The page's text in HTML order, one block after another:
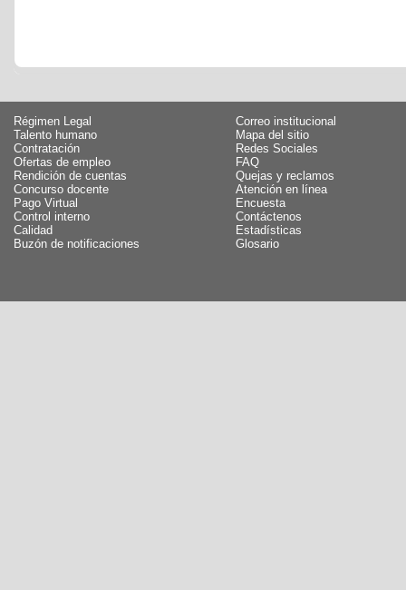
Régimen Legal
Talento humano
Contratación
Ofertas de empleo
Rendición de cuentas
Concurso docente
Pago Virtual
Control interno
Calidad
Buzón de notificaciones
Correo institucional
Mapa del sitio
Redes Sociales
FAQ
Quejas y reclamos
Atención en línea
Encuesta
Contáctenos
Estadísticas
Glosario